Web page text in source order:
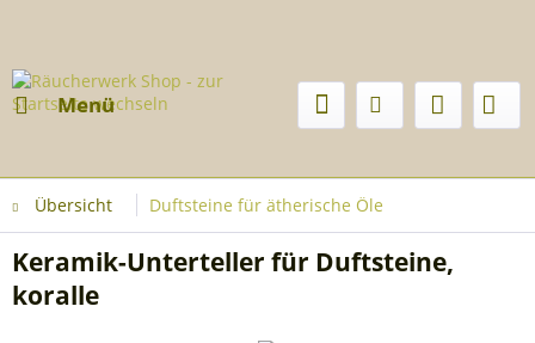
Menü
Übersicht Duftsteine für ätherische Öle
Keramik-Unterteller für Duftsteine,
koralle